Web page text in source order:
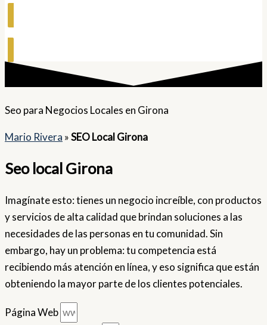
Seo para Negocios Locales en ​Girona
Mario Rivera »SEO Local Girona
Seo local Girona
Imagínate esto: tienes un negocio increíble, con productos
y servicios de alta calidad que brindan soluciones a las
necesidades de las personas en tu comunidad. Sin
embargo, hay un problema: tu competencia está
recibiendo más atención en línea, y eso significa que están
obteniendo la mayor parte de los clientes potenciales.
Página Web